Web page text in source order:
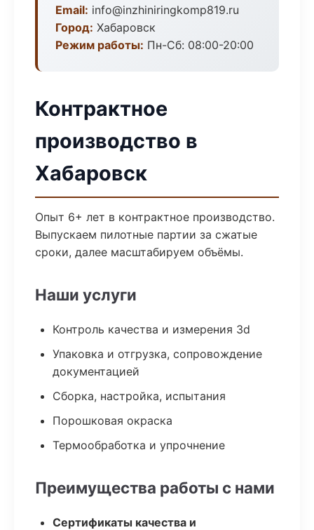
Email: info@inzhiniringkomp819.ru
Город: Хабаровск
Режим работы: Пн-Сб: 08:00-20:00
Контрактное
производство в
Хабаровск
Опыт 6+ лет в контрактное производство.
Выпускаем пилотные партии за сжатые
сроки, далее масштабируем объёмы.
Наши услуги
Контроль качества и измерения 3d
Упаковка и отгрузка, сопровождение
документацией
Сборка, настройка, испытания
Порошковая окраска
Термообработка и упрочнение
Преимущества работы с нами
Сертификаты качества и